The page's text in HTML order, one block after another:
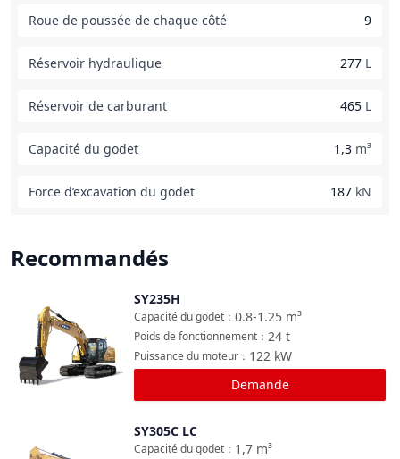
Roue de poussée de chaque côté 9
Réservoir hydraulique 277 L
Réservoir de carburant 465 L
Capacité du godet 1,3 m³
Force d’excavation du godet 187 kN
Recommandés
SY235H
0.8-1.25 m³
Capacité du godet ：
24 t
Poids de fonctionnement ：
122 kW
Puissance du moteur ：
Demande
SY305C LC
1,7 m³
Capacité du godet ：